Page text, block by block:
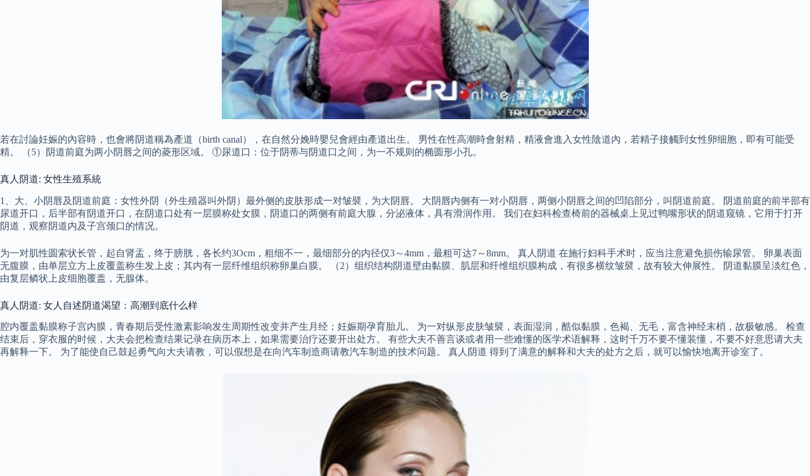
若在討論妊娠的內容時，也會將阴道稱為產道（birth canal），在自然分娩時嬰兒會經由產道出生。 男性在性高潮時會射精，精液會進入女性陰道內，若精子接觸到女性卵细胞，即有可能受
精。 （5）阴道前庭为两小阴唇之间的菱形区域。 ①尿道口：位于阴蒂与阴道口之间，为一不规则的椭圆形小孔。
真人阴道: 女性生殖系統
1、大、小阴唇及阴道前庭：女性外阴（外生殖器叫外阴）最外侧的皮肤形成一对皱襞，为大阴唇。 大阴唇内侧有一对小阴唇，两侧小阴唇之间的凹陷部分，叫阴道前庭。 阴道前庭的前半部有
尿道开口，后半部有阴道开口，在阴道口处有一层膜称处女膜，阴道口的两侧有前庭大腺，分泌液体，具有滑润作用。 我们在妇科检查椅前的器械桌上见过鸭嘴形状的阴道窥镜，它用于打开
阴道，观察阴道内及子宫颈口的情况。
为一对肌性圆索状长管，起自肾盂，终于膀胱，各长约3Ocm，粗细不一，最细部分的内径仅3～4mm，最粗可达7～8mm。 真人阴道 在施行妇科手术时，应当注意避免损伤输尿管。 卵巢表面
无腹膜，由单层立方上皮覆盖称生发上皮；其内有一层纤维组织称卵巢白膜。 （2）组织结构阴道壁由黏膜、肌层和纤维组织膜构成，有很多横纹皱襞，故有较大伸展性。 阴道黏膜呈淡红色，
由复层鳞状上皮细胞覆盖，无腺体。
真人阴道: 女人自述阴道渴望：高潮到底什么样
腔内覆盖黏膜称子宫内膜，青春期后受性激素影响发生周期性改变并产生月经；妊娠期孕育胎儿。 为一对纵形皮肤皱襞，表面湿润，酷似黏膜，色褐、无毛，富含神经末梢，故极敏感。 检查
结束后，穿衣服的时候，大夫会把检查结果记录在病历本上，如果需要治疗还要开出处方。 有些大夫不善言谈或者用一些难懂的医学术语解释，这时千万不要不懂装懂，不要不好意思请大夫
再解释一下。 为了能使自己鼓起勇气向大夫请教，可以假想是在向汽车制造商请教汽车制造的技术问题。 真人阴道 得到了满意的解释和大夫的处方之后，就可以愉快地离开诊室了。